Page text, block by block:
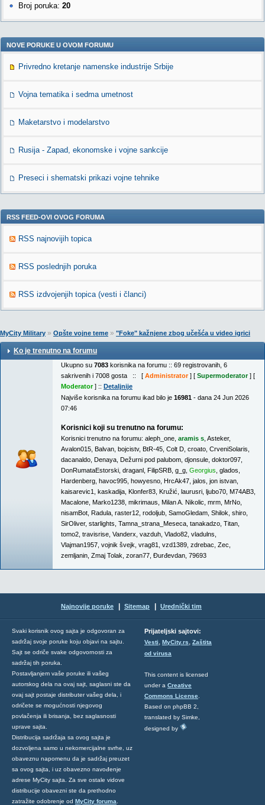
Broj poruka: 20
NOVE PORUKE U OVOM FORUMU
Privredno kretanje namenske industrije Srbije
Vojna tematika i sedma umetnost
Maketarstvo i modelarstvo
Rusija - Zapad, ekonomske i vojne sankcije
Preseci i shematski prikazi vojne tehnike
RSS FEED-OVI OVOG FORUMA
RSS najnovijih topica
RSS poslednjih poruka
RSS izdvojenjih topica (vesti i članci)
MyCity Military » Opšte vojne teme » "Foke" kažnjene zbog učešća u video igrici
Ko je trenutno na forumu
Ukupno su 7083 korisnika na forumu :: 69 registrovanih, 6
sakrivenih i 7008 gosta :: [ Administrator] [ Supermoderator] [
Moderator] :: Detaljnije
Najviše korisnika na forumu ikad bilo je 16981 - dana 24 Jun 2026
07:46
Korisnici koji su trenutno na forumu:
Korisnici trenutno na forumu: aleph_one aramis s Asteker,
Avalon015 Balvan bojcistv, BtR-45 Colt D croato CrveniSolaris
dacanaldo Denaya Dežurni pod palubom djonsule doktor097
DonRumataEstorski draganl FilipSRB g_g Georgius glados
Hardenberg havoc995 howyesno HrcAk47 jalos jon istvan
kaisarevic1
kaskadija Klonfer83 Kružić laurusri ljubo70 M74AB3
Macalone Marko1238 mikrimaus Milan A. Nikolic mrm MrNo
nisamBot Radula raster12 rodoljub SamoGledam Shilok shiro
SirOliver, starlights Tamna_strana_Meseca tanakadzo Titan
tomo2 travisrise Vanderx vazduh Vlado82 vladulns
Vlajman1957 vojnik švejk vrag81 vzd1389 zdrebac Zec
zemljanin Zmaj Tolak zoran77 Đurđevdan 79693
Najnovije poruke Sitemap Urednički tim
Svaki korisnik ovog sajta je odgovoran za
sadržaj svoje poruke koju objavi na sajtu.
Sajt se odriče svake odgovornosti za
sadržaj tih poruka.
Postavljanjem vaše poruke ili vašeg
autorskog dela na ovaj sajt, saglasni ste da
ovaj sajt postaje distributer vašeg dela, i
odričete se mogućnosti njegovog
povlačenja ili brisanja, bez saglasnosti
uprave sajta.
Distribucija sadržaja sa ovog sajta je
dozvoljena samo u nekomercijalne svrhe, uz
obaveznu napomenu da je sadržaj preuzet
sa ovog sajta, i uz obavezno navođenje
adrese MyCity sajta. Za sve ostale vidove
distribucije obavezni ste da prethodno
zatražite odobrenje od MyCity foruma
Prijateljski sajtovi:
Vesti, MyCity.rs, Zaštita
od virusa
This content is licensed
under a Creative
Commons License
Based on phpBB 2,
translated by Simke,
designed by